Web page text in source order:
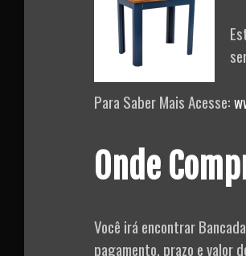
Para Saber Mais Acesse:
Onde
Você irá encontrar
pagamento, prazo e valor